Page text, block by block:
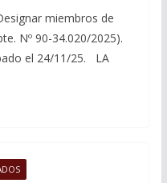
miembros de
Nº 90-34.020/2025).
el 24/11/25. LA